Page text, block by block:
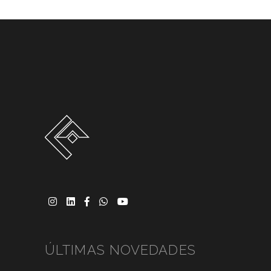
ÚLTIMAS NOVEDADES